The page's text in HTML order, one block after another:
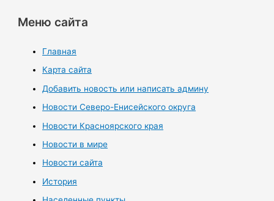
Меню сайта
Главная
Карта сайта
Добавить новость или написать админу
Новости Северо-Енисейского округа
Новости Красноярского края
Новости в мире
Новости сайта
История